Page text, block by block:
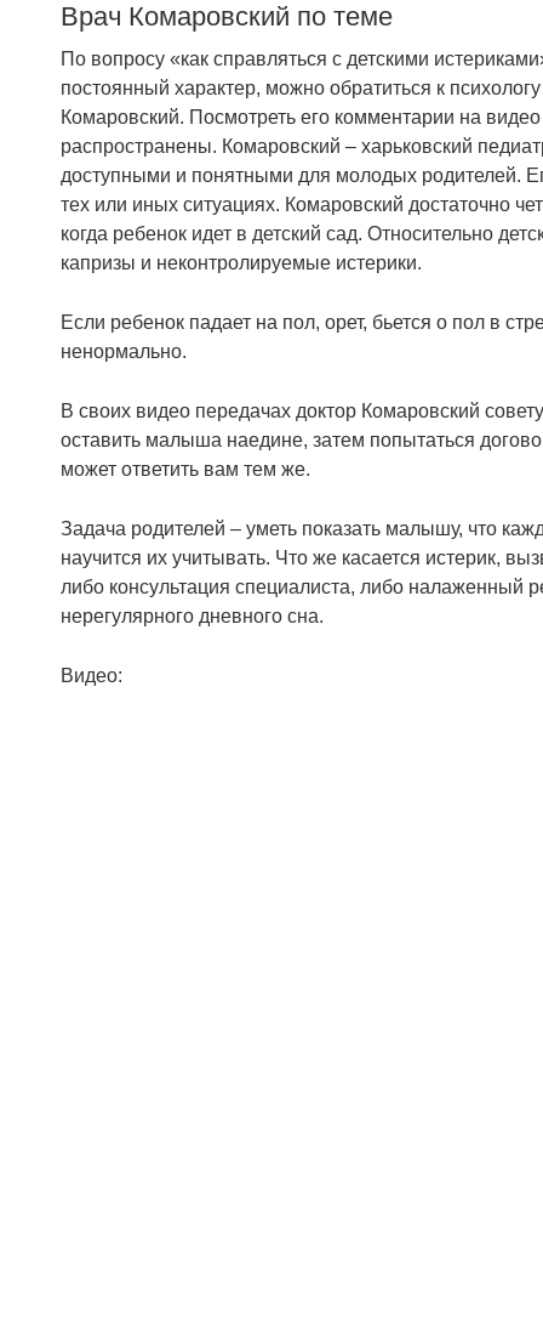
Врач Комаровский по теме
По вопросу «как справляться с детскими
постоянный характер, можно обратиться к
Комаровский. Посмотреть его комментарии на
распространены. Комаровский – харьковский
доступными и понятными для молодых родителей.
тех или иных ситуациях. Комаровский достаточно
когда ребенок идет в детский сад. Относительно
капризы и неконтролируемые истерики.
Если ребенок падает на пол, орет, бьется о пол в
ненормально.
В своих видео передачах доктор Комаровский
оставить малыша наедине, затем попытаться
может ответить вам тем же.
Задача родителей – уметь показать малышу, что
научится их учитывать. Что же касается истерик,
либо консультация специалиста, либо налаженный
нерегулярного дневного сна.
Видео: